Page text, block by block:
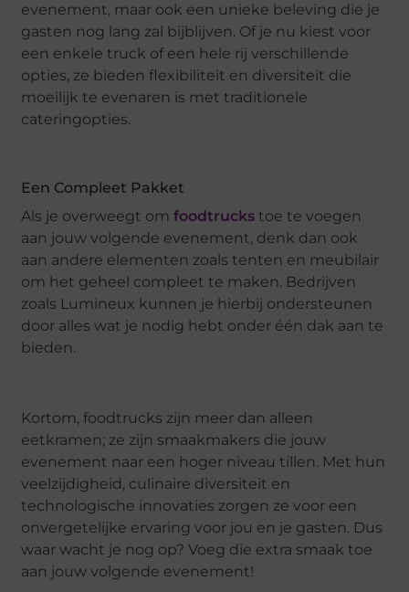
evenement, maar ook een unieke beleving die je
gasten nog lang zal bijblijven. Of je nu kiest voor
een enkele truck of een hele rij verschillende
opties, ze bieden flexibiliteit en diversiteit die
moeilijk te evenaren is met traditionele
cateringopties.
Een Compleet Pakket
Als je overweegt omfoodtrucks toe te voegen
aan jouw volgende evenement, denk dan ook
aan andere elementen zoals tenten en meubilair
om het geheel compleet te maken. Bedrijven
zoals Lumineux kunnen je hierbij ondersteunen
door alles wat je nodig hebt onder één dak aan te
bieden.
Kortom, foodtrucks zijn meer dan alleen
eetkramen; ze zijn smaakmakers die jouw
evenement naar een hoger niveau tillen. Met hun
veelzijdigheid, culinaire diversiteit en
technologische innovaties zorgen ze voor een
onvergetelijke ervaring voor jou en je gasten. Dus
waar wacht je nog op? Voeg die extra smaak toe
aan jouw volgende evenement!